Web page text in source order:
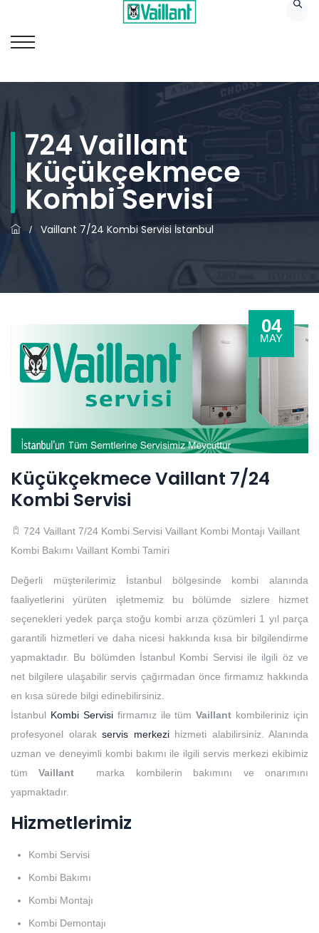
724 Vaillant
Küçükçekmece
Kombi Servisi
/ Vaillant 7/24 Kombi Servisi İstanbul
04
MAY
Küçükçekmece Vaillant 7/24
Kombi Servisi
724 Vaillant 7/24 Kombi Servisi Vaillant Kombi Montajı Vaillant
Kombi Bakımı Vaillant Kombi Tamiri
Değerli müşterilerimiz İstanbul bölgesinde kombi alanında
faaliyetlerini yürüten işletmemiz bu bölümde sizlere hizmet
seçenekleri yedek parça stoğu kombi arıza çözümleri 1 yıl parça
garantili hizmetleri ve daha nicesi hakkında kısa bir bilgilendirme
yapmaktadır. Bu bölümden İstanbul Kombi Servisi ile ilgili öz ve
net bilgilere ulaşabilir servis çağırmadan önce firmamız hakkında
en kısa sürede bilgi edinebilirsiniz.
İstanbul Kombi Servisi firmamız ile tümVaillant kombileriniz için
profesyonel olarak servis merkezihizmeti alabilirsiniz. Alanında
uzman ve deneyimli kombi bakımı ile ilgili servis merkezi ekibimiz
tümVaillant marka kombilerin bakımını ve onarımını
yapmaktadır.
Hizmetlerimiz
Kombi Servisi
Kombi Bakımı
Kombi Montajı
Kombi Demontajı